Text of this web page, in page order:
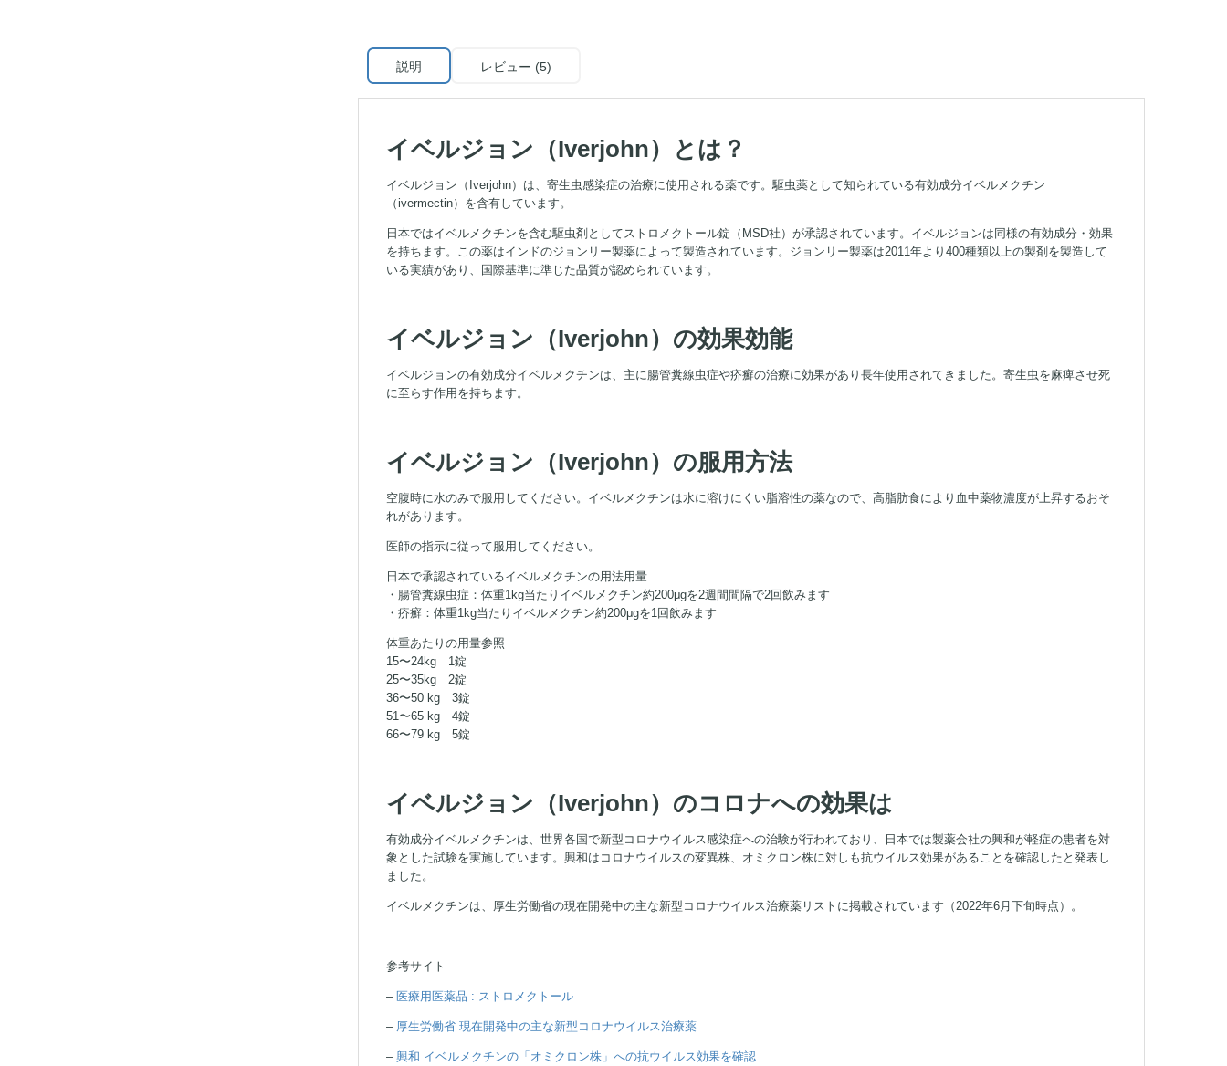
説明 レビュー (5)
イベルジョン（Iverjohn）とは？
イベルジョン（Iverjohn）は、寄生虫感染症の治療に使用される薬です。駆虫薬として知られている有効成分イベルメクチン
（ivermectin）を含有しています。
日本ではイベルメクチンを含む駆虫剤としてストロメクトール錠（MSD社）が承認されています。イベルジョンは同様の有効成分・効果
を持ちます。この薬はインドのジョンリー製薬によって製造されています。ジョンリー製薬は2011年より400種類以上の製剤を製造して
いる実績があり、国際基準に準じた品質が認められています。
イベルジョン（Iverjohn）の効果効能
イベルジョンの有効成分イベルメクチンは、主に腸管糞線虫症や疥癬の治療に効果があり長年使用されてきました。寄生虫を麻痺させ死
に至らす作用を持ちます。
イベルジョン（Iverjohn）の服用方法
空腹時に水のみで服用してください。イベルメクチンは水に溶けにくい脂溶性の薬なので、高脂肪食により血中薬物濃度が上昇するおそ
れがあります。
医師の指示に従って服用してください。
日本で承認されているイベルメクチンの用法用量
・腸管糞線虫症：体重1kg当たりイベルメクチン約200μgを2週間間隔で2回飲みます
・疥癬：体重1kg当たりイベルメクチン約200μgを1回飲みます
体重あたりの用量参照
15〜24kg 1錠
25〜35kg 2錠
36〜50 kg 3錠
51〜65 kg 4錠
66〜79 kg 5錠
イベルジョン（Iverjohn）のコロナへの効果は
有効成分イベルメクチンは、世界各国で新型コロナウイルス感染症への治験が行われており、日本では製薬会社の興和が軽症の患者を対
象とした試験を実施しています。興和はコロナウイルスの変異株、オミクロン株に対しも抗ウイルス効果があることを確認したと発表し
ました。
イベルメクチンは、厚生労働省の現在開発中の主な新型コロナウイルス治療薬リストに掲載されています（2022年6月下旬時点）。
参考サイト
–医療用医薬品 : ストロメクトール
–厚生労働省 現在開発中の主な新型コロナウイルス治療薬
–興和 イベルメクチンの「オミクロン株」への抗ウイルス効果を確認